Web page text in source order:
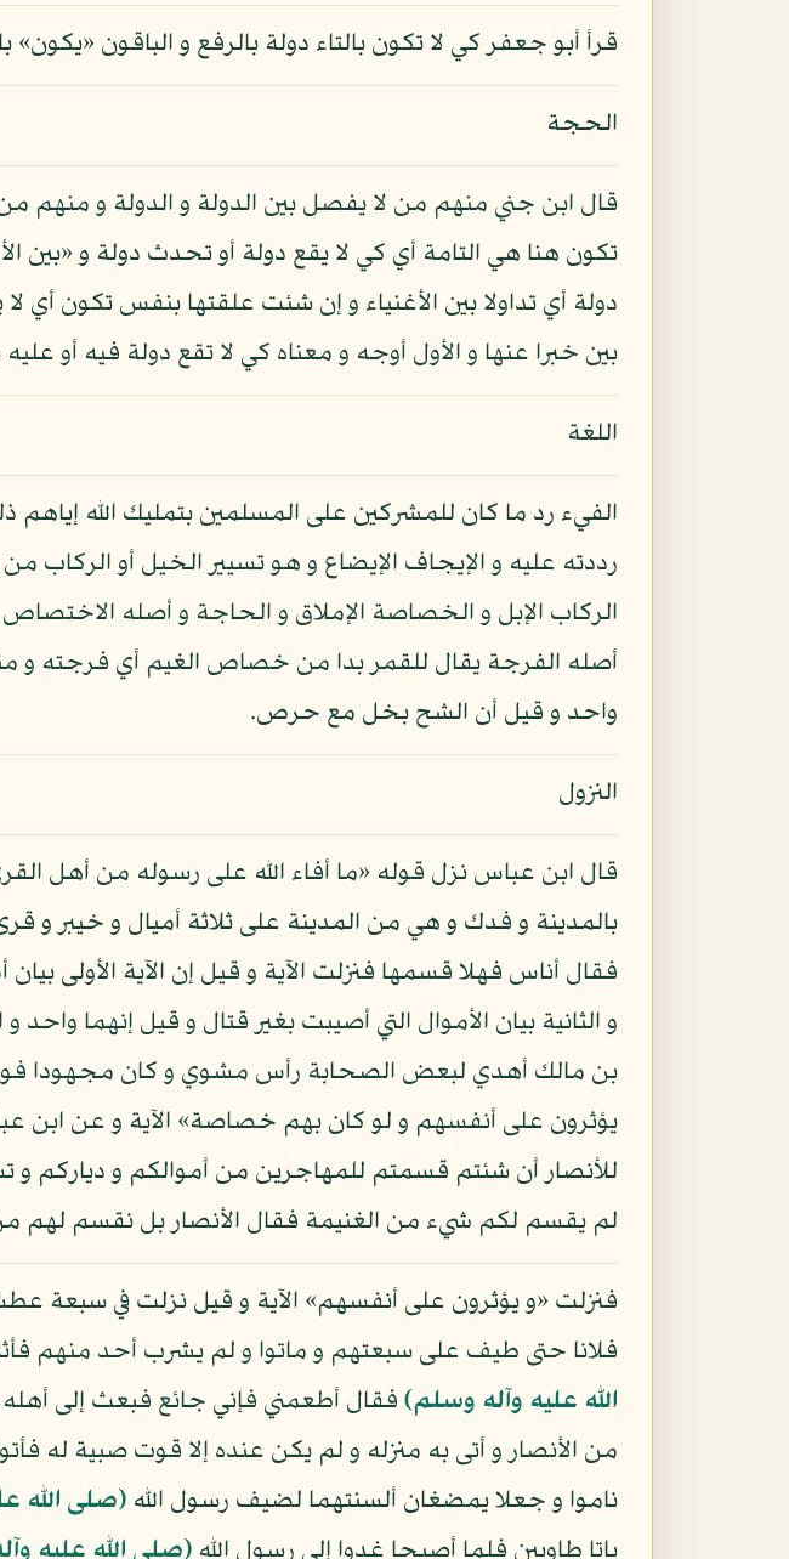
قرأ أبو جعفر كي لا تكون بالتاء دولة بالرفع و الباقون «يكون»
الحجة
قال ابن جني منهم من لا يفصل بين الدولة و الدولة و منهم
تكون هنا هي التامة أي كي لا يقع دولة أو تحدث دولة و
دولة أي تداولا بين الأغنياء و إن شئت علقتها بنفس تكون
بين خبرا عنها و الأول أوجه و معناه كي لا تقع دولة فيه أو
اللغة
الفيء رد ما كان للمشركين على المسلمين بتمليك الله إياهم
رددته عليه و الإيجاف الإيضاع و هو تسيير الخيل أو
الركاب الإبل و الخصاصة الإملاق و الحاجة و أصله الاختصاص
أصله الفرجة يقال للقمر بدا من خصاص الغيم أي فرجته
واحد و قيل أن الشح بخل مع حرص.
النزول
قال ابن عباس نزل قوله «ما أفاء الله على رسوله من أهل
بالمدينة و فدك و هي من المدينة على ثلاثة أميال و خيبر و
فقال أناس فهلا قسمها فنزلت الآية و قيل إن الآية الأولى
و الثانية بيان الأموال التي أصيبت بغير قتال و قيل إنهما واحد
بن مالك أهدي لبعض الصحابة رأس مشوي و كان مجهودا
يؤثرون على أنفسهم و لو كان بهم خصاصة» الآية و عن ابن
للأنصار أن شئتم قسمتم للمهاجرين من أموالكم و دياركم و
لم يقسم لكم شيء من الغنيمة فقال الأنصار بل نقسم لهم من
فنزلت «و يؤثرون على أنفسهم» الآية و قيل نزلت في سبعة
فلانا حتى طيف على سبعتهم و ماتوا و لم يشرب أحد منهم
الله عليه وآله وسلم) فقال أطعمني فإني جائع فبعث إلى
من الأنصار و أتى به منزله و لم يكن عنده إلا قوت صبية له
ناموا و جعلا يمضغان ألسنتهما لضيف رسول الله (صلى الله
باتا طاويين فلما أصبحا غدوا إلى رسول الله (صلى الله عليه